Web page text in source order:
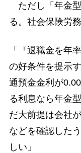
ただし「年金
る。社会保険労
「『退職金を年
の好条件を提示
通預金金利が
る利息なら年金
だ大前提は会社
などを確認した
しい」